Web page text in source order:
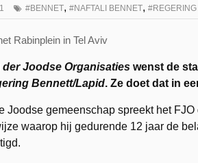
BENNET, NAFTALI BENNET,
Rabinplein in Tel Aviv
der Joodse Organisaties wenst de
Bennett/Lapid. Ze doet dat in
Joodse gemeenschap spreekt het
waarop hij gedurende 12 jaar de